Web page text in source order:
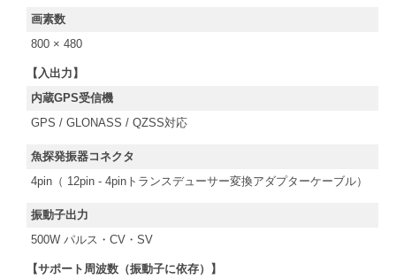
画素数
800 × 480
【入出力】
内蔵GPS受信機
GPS / GLONASS / QZSS対応
魚探発振器コネクタ
4pin（ 12pin - 4pinトランスデューサー変換アダプターケーブル）
振動子出力
500W パルス・CV・SV
【サポート周波数（振動子に依存）】